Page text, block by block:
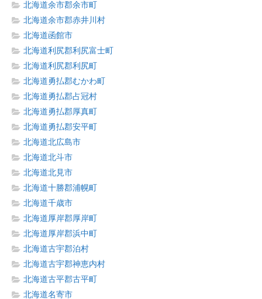
北海道余市郡余市町
北海道余市郡赤井川村
北海道函館市
北海道利尻郡利尻富士町
北海道利尻郡利尻町
北海道勇払郡むかわ町
北海道勇払郡占冠村
北海道勇払郡厚真町
北海道勇払郡安平町
北海道北広島市
北海道北斗市
北海道北見市
北海道十勝郡浦幌町
北海道千歳市
北海道厚岸郡厚岸町
北海道厚岸郡浜中町
北海道古宇郡泊村
北海道古宇郡神恵内村
北海道古平郡古平町
北海道名寄市